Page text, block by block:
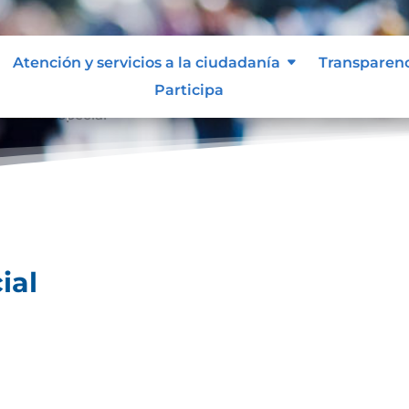
Atención y servicios a la ciudadanía
Participa
especial